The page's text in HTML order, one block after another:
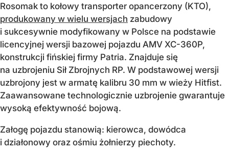
Rosomak to kołowy transporter opancerzony (KTO),
produkowany w wielu wersjach zabudowy
i sukcesywnie modyfikowany w Polsce na podstawie
licencyjnej wersji bazowej pojazdu AMV XC-360P,
konstrukcji fińskiej firmy Patria. Znajduje się
na uzbrojeniu Sił Zbrojnych RP. W podstawowej wersji
uzbrojony jest w armatę kalibru 30 mm w wieży Hitfist.
Zaawansowane technologicznie uzbrojenie gwarantuje
wysoką efektywność bojową.
Załogę pojazdu stanowią: kierowca, dowódca
i działonowy oraz ośmiu żołnierzy piechoty.